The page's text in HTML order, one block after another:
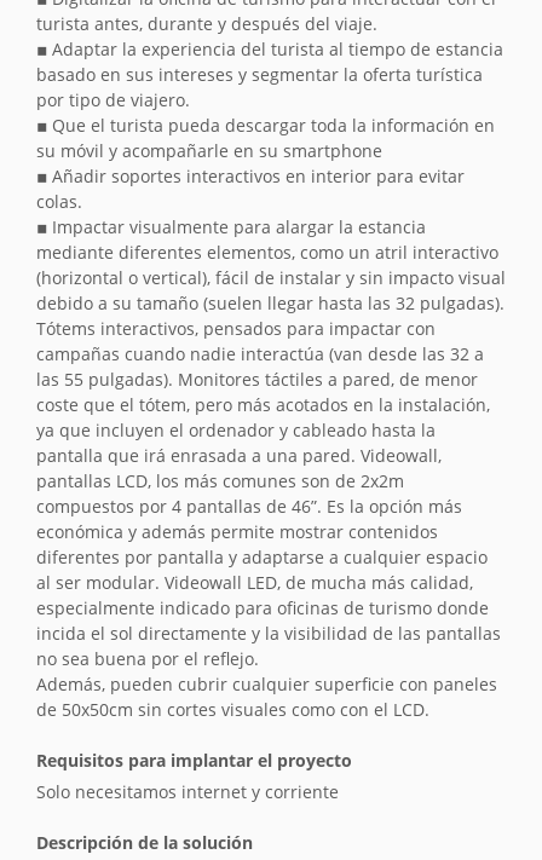
turista antes, durante y después del viaje.
▪ Adaptar la experiencia del turista al tiempo de estancia
basado en sus intereses y segmentar la oferta turística
por tipo de viajero.
▪ Que el turista pueda descargar toda la información en
su móvil y acompañarle en su smartphone
▪ Añadir soportes interactivos en interior para evitar
colas.
▪ Impactar visualmente para alargar la estancia
mediante diferentes elementos, como un atril interactivo
(horizontal o vertical), fácil de instalar y sin impacto visual
debido a su tamaño (suelen llegar hasta las 32 pulgadas).
Tótems interactivos, pensados para impactar con
campañas cuando nadie interactúa (van desde las 32 a
las 55 pulgadas). Monitores táctiles a pared, de menor
coste que el tótem, pero más acotados en la instalación,
ya que incluyen el ordenador y cableado hasta la
pantalla que irá enrasada a una pared. Videowall,
pantallas LCD, los más comunes son de 2x2m
compuestos por 4 pantallas de 46”. Es la opción más
económica y además permite mostrar contenidos
diferentes por pantalla y adaptarse a cualquier espacio
al ser modular. Videowall LED, de mucha más calidad,
especialmente indicado para oficinas de turismo donde
incida el sol directamente y la visibilidad de las pantallas
no sea buena por el reflejo.
Además, pueden cubrir cualquier superficie con paneles
de 50x50cm sin cortes visuales como con el LCD.
Requisitos para implantar el proyecto
Solo necesitamos internet y corriente
Descripción de la solución